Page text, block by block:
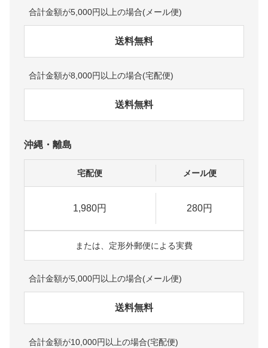
合計金額が5,000円以上の場合(メール便)
送料無料
合計金額が8,000円以上の場合(宅配便)
送料無料
沖縄・離島
宅配便 メール便
1,980円 280円
または、定形外郵便による実費
合計金額が5,000円以上の場合(メール便)
送料無料
合計金額が10,000円以上の場合(宅配便)